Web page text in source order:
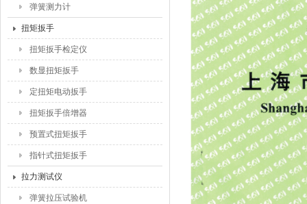
弹簧测力计
扭矩扳手
扭矩扳手检定仪
数显扭矩扳手
定扭矩电动扳手
扭矩扳手倍增器
预置式扭矩扳手
指针式扭矩扳手
拉力测试仪
弹簧拉压试验机